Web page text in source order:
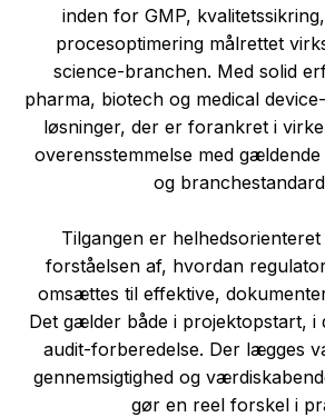
inden for GMP,
procesoptimering målrettet
science-branchen. Med solid
pharma, biotech og medical
løsninger, der er forankret i
overensstemmelse med
og
Tilgangen er
forståelsen af, hvordan
omsættes til effektive,
Det gælder både i projektopstart, i
audit-forberedelse. Der lægges
gennemsigtighed og
gør en reel forskel i